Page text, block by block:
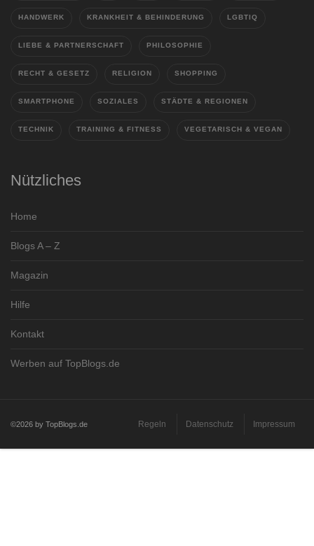
HANDWERK KRANKHEIT & BEHINDERUNG LGBTIQ
LIEBE & PARTNERSCHAFT PHILOSOPHIE
RECHT & GESETZ RELIGION SHOPPING
SMARTPHONE SOZIALES STÄDTE & REGIONEN
TECHNIK TRAINING & FITNESS VEGETARISCH & VEGAN
Nützliches
Home
Blogs A – Z
Magazin
Hilfe
Kontakt
Werben auf TopBlogs.de
©2026 by TopBlogs.de Regeln Datenschutz Impressum